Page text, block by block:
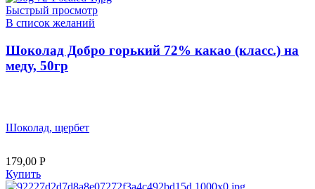
Быстрый просмотр
В список желаний
Шоколад Добро горький 72% какао (класс.) на
меду, 50гр
Шоколад, щербет
179,00 Р
Купить